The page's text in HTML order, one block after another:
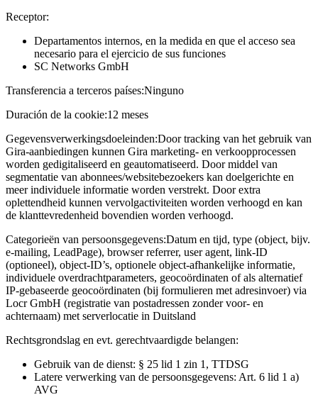
Receptor:
Departamentos internos, en la medida en que el acceso sea
necesario para el ejercicio de sus funciones
SC Networks GmbH
Transferencia a terceros países:Ninguno
Duración de la cookie:12 meses
Gegevensverwerkingsdoeleinden:Door tracking van het gebruik van
Gira-aanbiedingen kunnen Gira marketing- en verkoopprocessen
worden gedigitaliseerd en geautomatiseerd. Door middel van
segmentatie van abonnees/websitebezoekers kan doelgerichte en
meer individuele informatie worden verstrekt. Door extra
oplettendheid kunnen vervolgactiviteiten worden verhoogd en kan
de klanttevredenheid bovendien worden verhoogd.
Categorieën van persoonsgegevens:Datum en tijd, type (object, bijv.
e-mailing, LeadPage), browser referrer, user agent, link-ID
(optioneel), object-ID’s, optionele object-afhankelijke informatie,
individuele overdrachtparameters, geocoördinaten of als alternatief
IP-gebaseerde geocoördinaten (bij formulieren met adresinvoer) via
Locr GmbH (registratie van postadressen zonder voor- en
achternaam) met serverlocatie in Duitsland
Rechtsgrondslag en evt. gerechtvaardigde belangen:
Gebruik van de dienst: § 25 lid 1 zin 1, TTDSG
Latere verwerking van de persoonsgegevens: Art. 6 lid 1 a)
AVG